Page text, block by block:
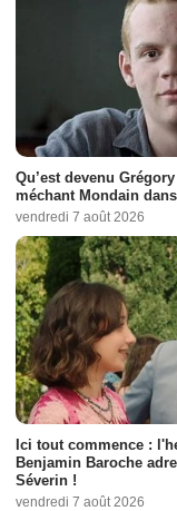
Qu’est devenu
méchant Mondain
vendredi 7 août 2026
Ici tout commence :
Benjamin Baroche
Séverin !
vendredi 7 août 2026